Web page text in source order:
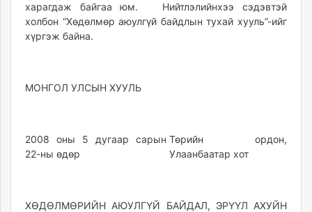
харагдаж байгаа юм. Нийтлэлийнхээ сэдэвтэй
холбон “Хөдөлмөр аюулгүй байдлын тухай хууль”-ийг
хүргэж байна.
МОНГОЛ УЛСЫН ХУУЛЬ
2008 оны 5 дугаар сарын
22-ны өдөр
Төрийн ордон,
Улаанбаатар хот
ХӨДӨЛМӨРИЙН АЮУЛГҮЙ БАЙДАЛ, ЭРҮҮЛ АХУЙН